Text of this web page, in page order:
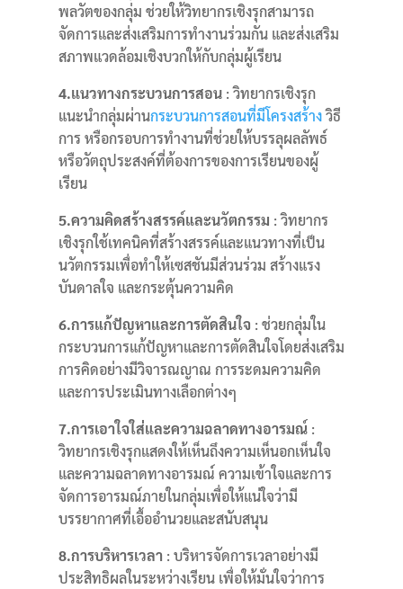
พลวัตของกลุ่ม ช่วยให้วิทยากรเชิงรุกสามารถ
จัดการและส่งเสริมการทำงานร่วมกัน และส่งเสริม
สภาพแวดล้อมเชิงบวกให้กับกลุ่มผู้เรียน
4.แนวทางกระบวนการสอน: วิทยากรเชิงรุก
แนะนำกลุ่มผ่านกระบวนการสอนที่มีโครงสร้างวิธี
การ หรือกรอบการทำงานที่ช่วยให้บรรลุผลลัพธ์
หรือวัตถุประสงค์ที่ต้องการของการเรียนของผู้
เรียน
5.ความคิดสร้างสรรค์และนวัตกรรม : วิทยากร
เชิงรุกใช้เทคนิคที่สร้างสรรค์และแนวทางที่เป็น
นวัตกรรมเพื่อทำให้เซสชันมีส่วนร่วม สร้างแรง
บันดาลใจ และกระตุ้นความคิด
6.การแก้ปัญหาและการตัดสินใจ : ช่วยกลุ่มใน
กระบวนการแก้ปัญหาและการตัดสินใจโดยส่งเสริม
การคิดอย่างมีวิจารณญาณ การระดมความคิด
และการประเมินทางเลือกต่างๆ
7.การเอาใจใส่และความฉลาดทางอารมณ์:
วิทยากรเชิงรุกแสดงให้เห็นถึงความเห็นอกเห็นใจ
และความฉลาดทางอารมณ์ ความเข้าใจและการ
จัดการอารมณ์ภายในกลุ่มเพื่อให้แน่ใจว่ามี
บรรยากาศที่เอื้ออำนวยและสนับสนุน
8.การบริหารเวลา : บริหารจัดการเวลาอย่างมี
ประสิทธิผลในระหว่างเรียน เพื่อให้มั่นใจว่าการ